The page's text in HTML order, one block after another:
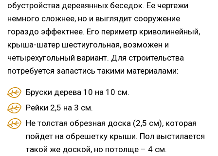
обустройства деревянных беседок. Ее чертежи
немного сложнее, но и выглядит сооружение
гораздо эффектнее. Его периметр криволинейный,
крыша-шатер шестиугольная, возможен и
четырехугольный вариант. Для строительства
потребуется запастись такими материалами:
Бруски дерева 10 на 10 см.
Рейки 2,5 на 3 см.
Не толстая обрезная доска (2,5 см), которая
пойдет на обрешетку крыши. Пол выстилается
такой же доской, но потолще – 4 см.